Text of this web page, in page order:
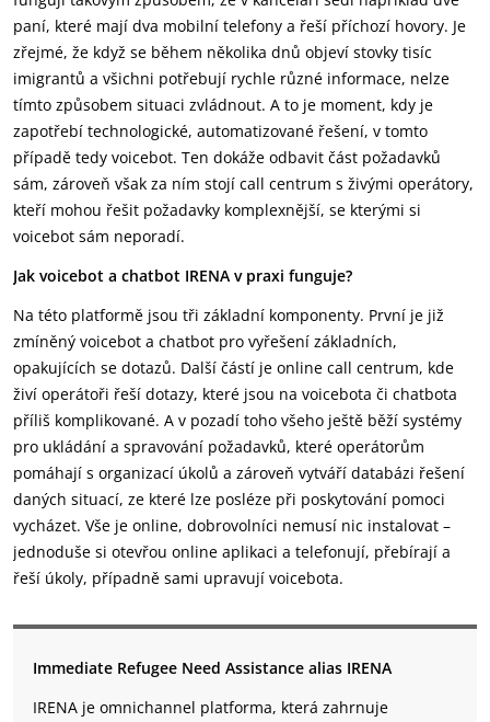
paní, které mají dva mobilní telefony a řeší příchozí hovory. Je
zřejmé, že když se během několika dnů objeví stovky tisíc
imigrantů a všichni potřebují rychle různé informace, nelze
tímto způsobem situaci zvládnout. A to je moment, kdy je
zapotřebí technologické, automatizované řešení, v tomto
případě tedy voicebot. Ten dokáže odbavit část požadavků
sám, zároveň však za ním stojí call centrum s živými operátory,
kteří mohou řešit požadavky komplexnější, se kterými si
voicebot sám neporadí.
Jak voicebot a chatbot IRENA v praxi funguje?
Na této platformě jsou tři základní komponenty. První je již
zmíněný voicebot a chatbot pro vyřešení základních,
opakujících se dotazů. Další částí je online call centrum, kde
živí operátoři řeší dotazy, které jsou na voicebota či chatbota
příliš komplikované. A v pozadí toho všeho ještě běží systémy
pro ukládání a spravování požadavků, které operátorům
pomáhají s organizací úkolů a zároveň vytváří databázi řešení
daných situací, ze které lze posléze při poskytování pomoci
vycházet. Vše je online, dobrovolníci nemusí nic instalovat –
jednoduše si otevřou online aplikaci a telefonují, přebírají a
řeší úkoly, případně sami upravují voicebota.
Immediate Refugee Need Assistance alias IRENA
IRENA je omnichannel platforma, která zahrnuje